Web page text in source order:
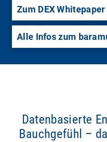
Zum DEX Whitepaper
Alle Infos zum
Datenbasierte
Bauchgefühl –